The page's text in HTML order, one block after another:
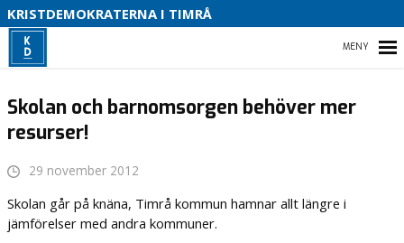
KRISTDEMOKRATERNA I TIMRÅ
VALET 2026
VÅR POLITIK
Skolan och barnomsorgen behöver mer
resurser!
29 november 2012
Skolan går på knäna, Timrå kommun hamnar allt längre i
jämförelser med andra kommuner.